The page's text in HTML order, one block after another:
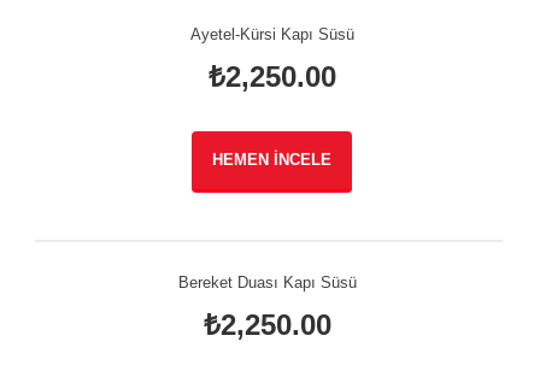
Ayetel-Kürsi Kapı Süsü
₺2,250.00
HEMEN İNCELE
Bereket Duası Kapı Süsü
₺2,250.00